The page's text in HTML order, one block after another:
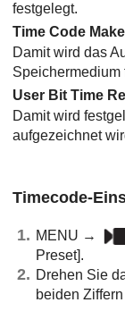
festgelegt.
Time Code Make
Damit wird das
Speichermedium
User Bit Time
Damit wird
aufgezeichnet
Timecode-
MENU →
Preset].
Drehen Sie
beiden